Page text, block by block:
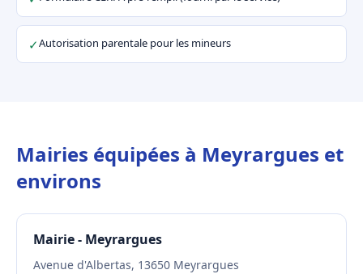
✓Autorisation parentale pour les mineurs
Mairies équipées à Meyrargues et
environs
Mairie - Meyrargues
Avenue d'Albertas, 13650 Meyrargues